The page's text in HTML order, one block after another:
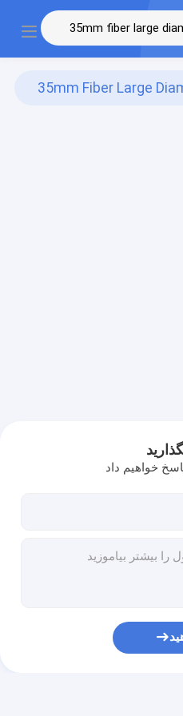
35mm Fiber Large
خواهیم داد